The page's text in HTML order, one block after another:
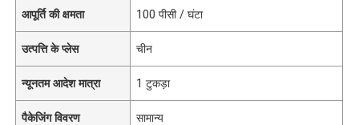
आपूर्ति की क्षमता 100 पीसी / घंटा
उत्पत्ति के प्लेस चीन
न्यूनतम आदेश मात्रा 1 टुकड़ा
पैकेजिंग विवरण सामान्य